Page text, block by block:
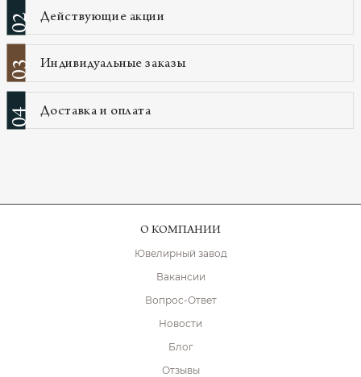
02 Действующие акции
03 Индивидуальные заказы
04 Доставка и оплата
О КОМПАНИИ
Ювелирный завод
Вакансии
Вопрос-Ответ
Новости
Блог
Отзывы